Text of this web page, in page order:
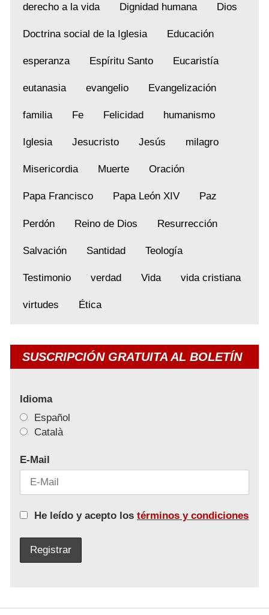
derecho a la vida Dignidad humana Dios
Doctrina social de la Iglesia Educación
esperanza Espíritu Santo Eucaristía
eutanasia evangelio Evangelización
familia Fe Felicidad humanismo
Iglesia Jesucristo Jesús milagro
Misericordia Muerte Oración
Papa Francisco Papa León XIV Paz
Perdón Reino de Dios Resurrección
Salvación Santidad Teología
Testimonio verdad Vida vida cristiana
virtudes Ética
SUSCRIPCIÓN GRATUITA AL BOLETÍN
Idioma
Español
Català
E-Mail
He leído y acepto los términos y condiciones